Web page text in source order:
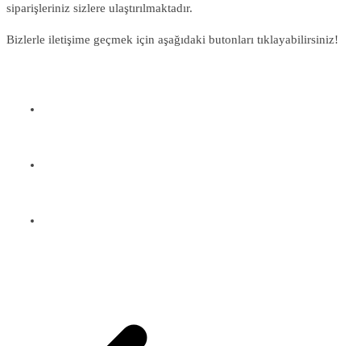
siparişleriniz sizlere ulaştırılmaktadır.
Bizlerle iletişime geçmek için aşağıdaki butonları tıklayabilirsiniz!